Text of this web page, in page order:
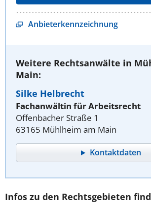
Anbieterkennzeichnung
Weitere Rechtsanwälte in
Main:
Silke Helbrecht
Fachanwältin für Arbeitsrecht
Offenbacher Straße 1
63165 Mühlheim am Main
Kontaktdaten
Infos zu den Rechtsgebieten